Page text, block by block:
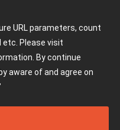
URL parameters, count
etc. Please visit
By continue
aware of and agree on